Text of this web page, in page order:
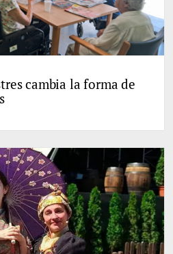
cambia la forma de